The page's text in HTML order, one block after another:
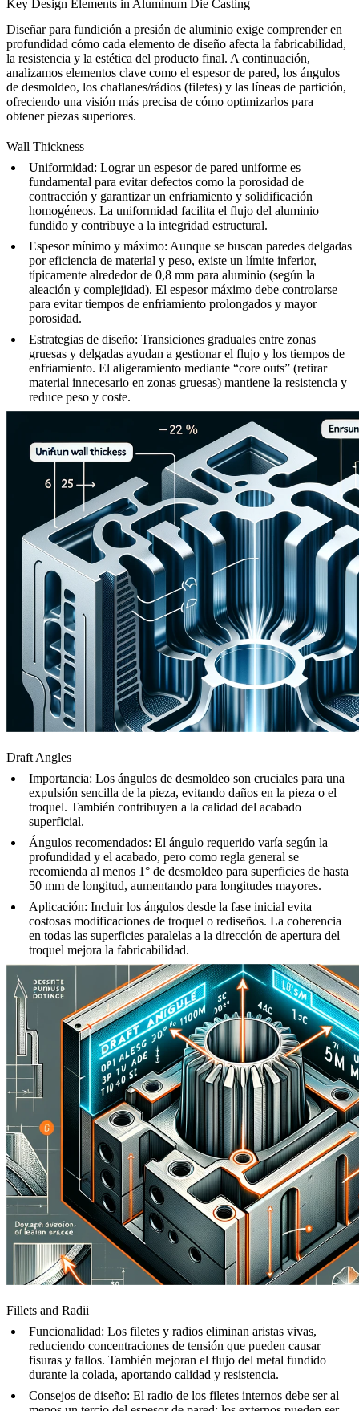
Key Design Elements in Aluminum Die Casting
Diseñar para fundición a presión de aluminio exige comprender en
profundidad cómo cada elemento de diseño afecta la fabricabilidad,
la resistencia y la estética del producto final. A continuación,
analizamos elementos clave como el espesor de pared, los ángulos
de desmoldeo, los chaflanes/rádios (filetes) y las líneas de partición,
ofreciendo una visión más precisa de cómo optimizarlos para
obtener piezas superiores.
Wall Thickness
Uniformidad: Lograr un espesor de pared uniforme es
fundamental para evitar defectos como la porosidad de
contracción y garantizar un enfriamiento y solidificación
homogéneos. La uniformidad facilita el flujo del aluminio
fundido y contribuye a la integridad estructural.
Espesor mínimo y máximo: Aunque se buscan paredes delgadas
por eficiencia de material y peso, existe un límite inferior,
típicamente alrededor de 0,8 mm para aluminio (según la
aleación y complejidad). El espesor máximo debe controlarse
para evitar tiempos de enfriamiento prolongados y mayor
porosidad.
Estrategias de diseño: Transiciones graduales entre zonas
gruesas y delgadas ayudan a gestionar el flujo y los tiempos de
enfriamiento. El aligeramiento mediante “core outs” (retirar
material innecesario en zonas gruesas) mantiene la resistencia y
reduce peso y coste.
Draft Angles
Importancia: Los ángulos de desmoldeo son cruciales para una
expulsión sencilla de la pieza, evitando daños en la pieza o el
troquel. También contribuyen a la calidad del acabado
superficial.
Ángulos recomendados: El ángulo requerido varía según la
profundidad y el acabado, pero como regla general se
recomienda al menos 1° de desmoldeo para superficies de hasta
50 mm de longitud, aumentando para longitudes mayores.
Aplicación: Incluir los ángulos desde la fase inicial evita
costosas modificaciones de troquel o rediseños. La coherencia
en todas las superficies paralelas a la dirección de apertura del
troquel mejora la fabricabilidad.
Fillets and Radii
Funcionalidad: Los filetes y radios eliminan aristas vivas,
reduciendo concentraciones de tensión que pueden causar
fisuras y fallos. También mejoran el flujo del metal fundido
durante la colada, aportando calidad y resistencia.
Consejos de diseño: El radio de los filetes internos debe ser al